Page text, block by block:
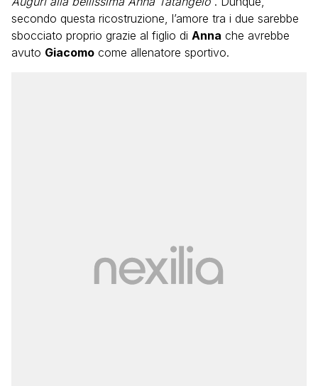
secondo questa ricostruzione, l’amore tra i due sarebbe
sbocciato proprio grazie al figlio di Anna che avrebbe
avuto Giacomo come allenatore sportivo.